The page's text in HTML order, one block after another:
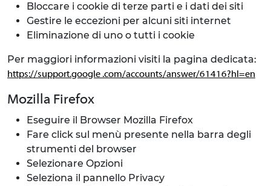
Bloccare i cookie di terze parti e i dati dei siti
Gestire le eccezioni per alcuni siti internet
Eliminazione di uno o tutti i cookie
Per maggiori informazioni visiti la pagina dedicata:
https://support.google .com/accounts/answer/61416?hl=en
Mozilla Firefox
Eseguire il Browser Mozilla Firefox
Fare click sul menù presente nella barra degli
strumenti del browser
Selezionare Opzioni
Seleziona il pannello Privacy